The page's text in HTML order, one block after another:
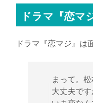
ドラマ『恋マ
ドラマ『恋マジ』は
まって。
大丈夫です